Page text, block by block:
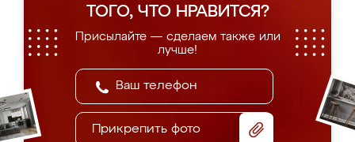
ТОГО, ЧТО НРАВИТСЯ?
Присылайте — сделаем также или
лучше!
Прикрепить фото